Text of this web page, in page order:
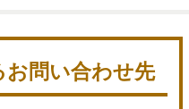
問い合わせ先